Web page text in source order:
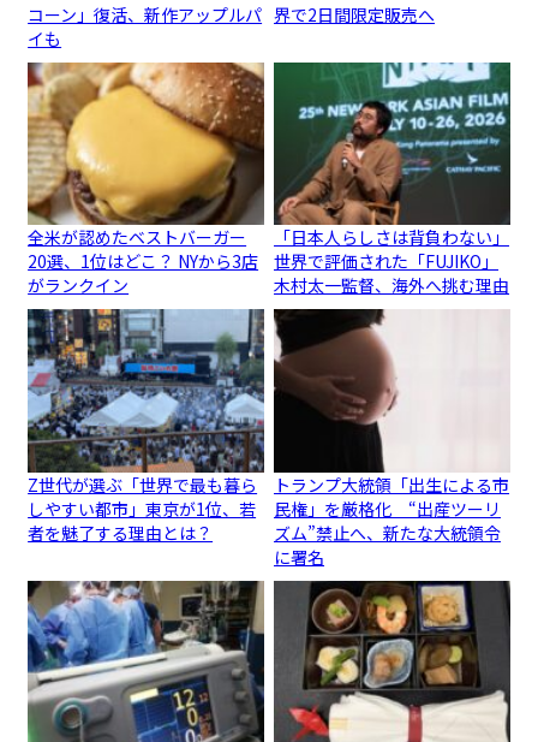
コーン」復活、新作アップルパ
イも
界で2日間限定販売へ
全米が認めたベストバーガー
20選、1位はどこ？ NYから3店
がランクイン
「日本人らしさは背負わない」
世界で評価された「FUJIKO」
木村太一監督、海外へ挑む理由
Z世代が選ぶ「世界で最も暮ら
しやすい都市」東京が1位、若
者を魅了する理由とは？
トランプ大統領「出生による市
民権」を厳格化 “出産ツーリ
ズム”禁止へ、新たな大統領令
に署名